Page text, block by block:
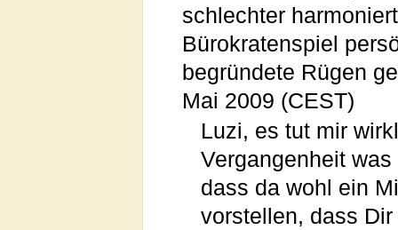
schlechter
Bürokratenspiel
begründete Rügen
Mai 2009 (CEST)
Luzi, es tut mir
Vergangenheit
dass da wohl ein
vorstellen, dass